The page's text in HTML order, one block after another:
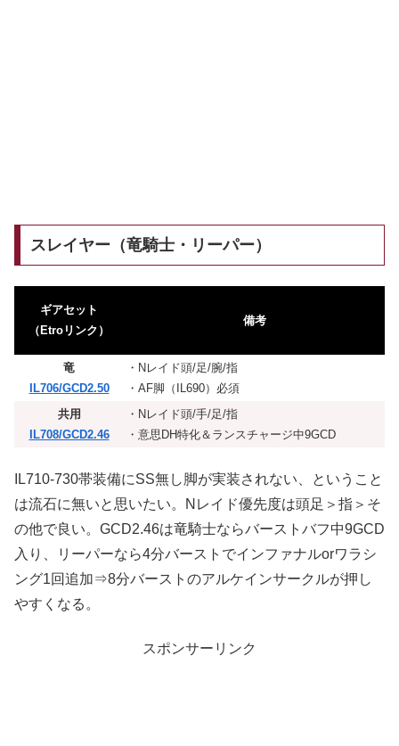
スレイヤー（竜騎士・リーパー）
ギアセット
（Etroリンク）
備考
竜
IL706/GCD2.50
・Nレイド頭/足/腕/指
・AF脚（IL690）必須
共用
IL708/GCD2.46
・Nレイド頭/手/足/指
・意思DH特化＆ランスチャージ中9GCD
IL710-730帯装備にSS無し脚が実装されない、ということ
は流石に無いと思いたい。Nレイド優先度は頭足＞指＞そ
の他で良い。GCD2.46は竜騎士ならバーストバフ中9GCD
入り、リーパーなら4分バーストでインファナルorワラシ
ング1回追加⇒8分バーストのアルケインサークルが押し
やすくなる。
スポンサーリンク